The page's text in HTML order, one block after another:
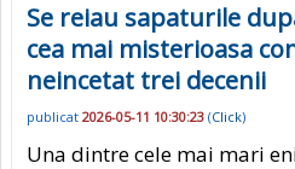
Se reiau sapaturile
cea mai misterioasa
neincetat trei decenii
publicat 2026-05-11 10:30:23 (Click)
Una dintre cele mai mari